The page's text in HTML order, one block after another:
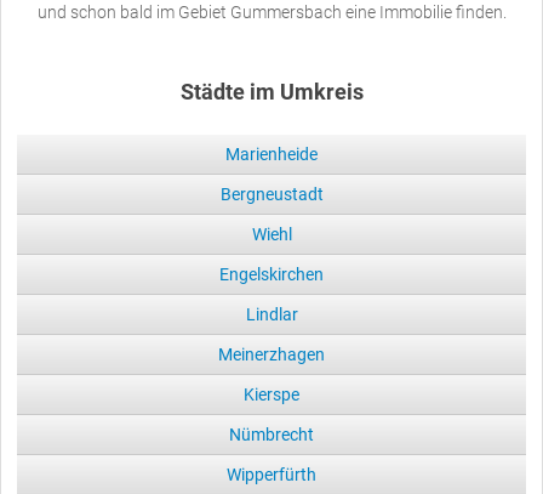
und schon bald im Gebiet Gummersbach eine Immobilie finden.
Städte im Umkreis
Marienheide
Bergneustadt
Wiehl
Engelskirchen
Lindlar
Meinerzhagen
Kierspe
Nümbrecht
Wipperfürth